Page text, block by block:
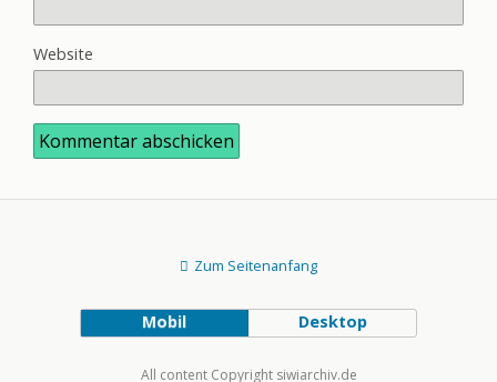
Website
Zum Seitenanfang
Mobil Desktop
All content Copyright siwiarchiv.de